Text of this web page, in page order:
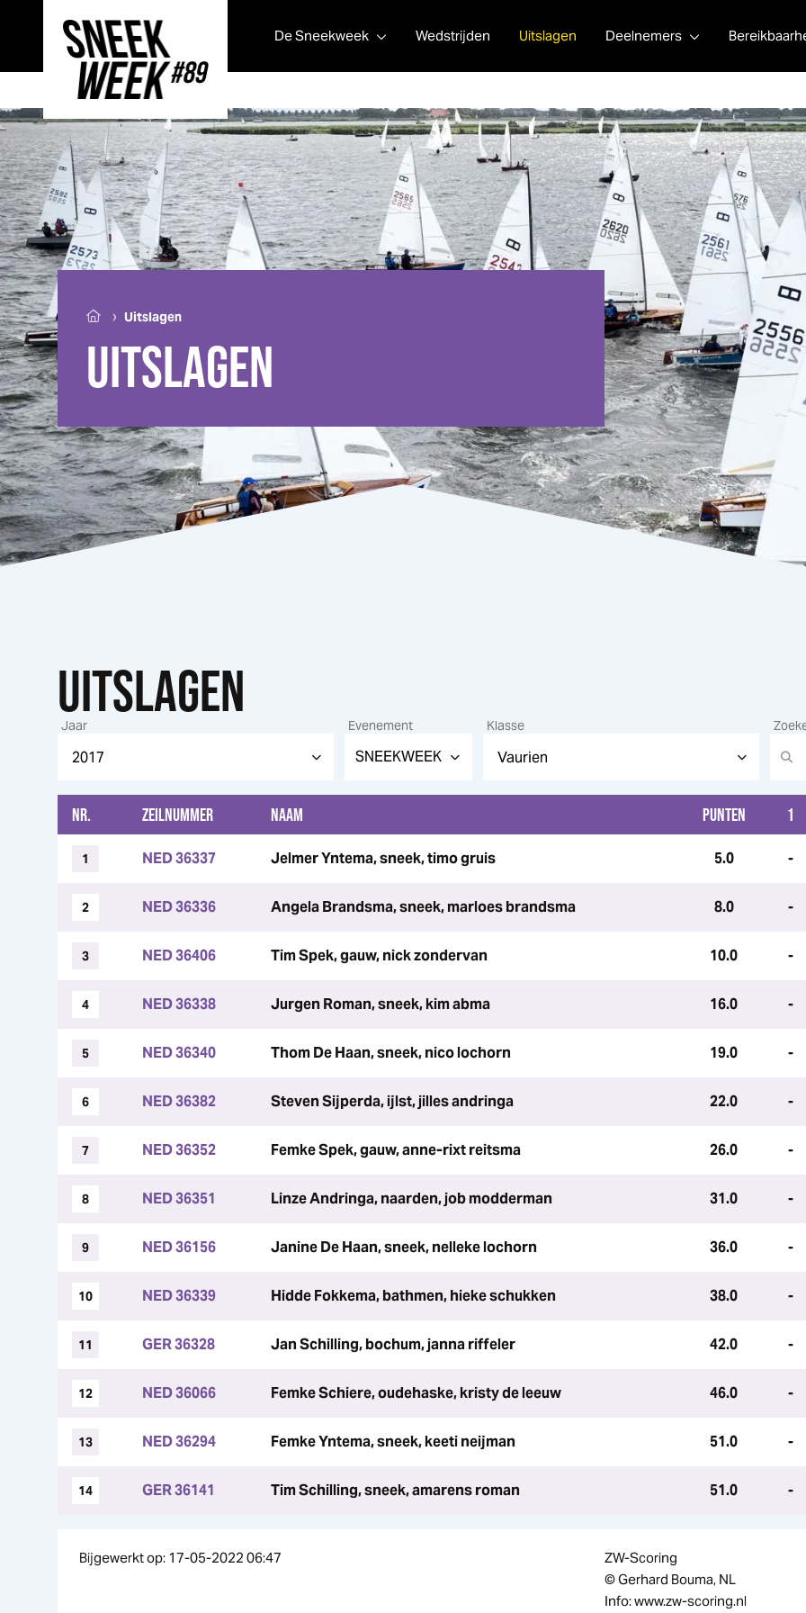
Sneekweek
DeSneekweek Wedstrijden Uitslagen Deelnemers
UITSLAGEN
› Uitslagen
UITSLAGEN
Jaar Evenement Klasse
NR. ZEILNUMMER NAAM PUNTEN 1
1 NED 36337 Jelmer Yntema, sneek, timo gruis 5.0 -
2 NED 36336 Angela Brandsma, sneek, marloes brandsma 8.0 -
3 NED 36406 Tim Spek, gauw, nick zondervan 10.0 -
4 NED 36338 Jurgen Roman, sneek, kim abma 16.0 -
5 NED 36340 Thom De Haan, sneek, nico lochorn 19.0 -
6 NED 36382 Steven Sijperda, ijlst, jilles andringa 22.0 -
7 NED 36352 Femke Spek, gauw, anne-rixt reitsma 26.0 -
8 NED 36351 Linze Andringa, naarden, job modderman 31.0 -
9 NED 36156 Janine De Haan, sneek, nelleke lochorn 36.0 -
10 NED 36339 Hidde Fokkema, bathmen, hieke schukken 38.0 -
11 GER 36328 Jan Schilling, bochum, janna riffeler 42.0 -
12 NED 36066 Femke Schiere, oudehaske, kristy de leeuw 46.0 -
13 NED 36294 Femke Yntema, sneek, keeti neijman 51.0 -
14 GER 36141 Tim Schilling, sneek, amarens roman 51.0 -
Bijgewerkt op: 17-05-2022 06:47
ZW-Scoring
© Gerhard Bouma, NL
Info: www.zw-scoring.nl